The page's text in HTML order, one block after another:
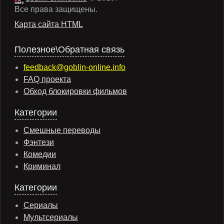
Все права защищены.
Карта сайта HTML
Полезное\Обратная связь
feedback@goblin-online.info
FAQ проекта
Обход блокировки фильмов
Категории
Смешные переводы
Фэнтези
Комедии
Криминал
Категории
Сериалы
Мультсериалы